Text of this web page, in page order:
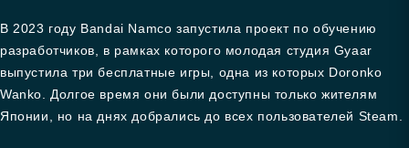
В 2023 году Bandai Namco запустила проект по обучению
разработчиков, в рамках которого молодая студия Gyaar
выпустила три бесплатные игры, одна из которых Doronko
Wanko. Долгое время они были доступны только жителям
Японии, но на днях добрались до всех пользователей Steam.